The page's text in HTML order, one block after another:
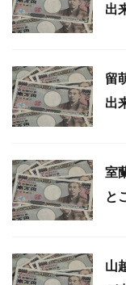
出
留
出
室
と
山